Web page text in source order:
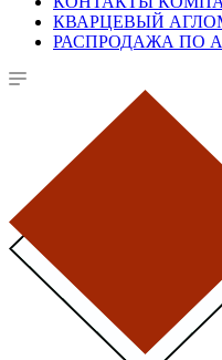
КВАРЦЕВЫЙ
РАСПРОДАЖА ПО